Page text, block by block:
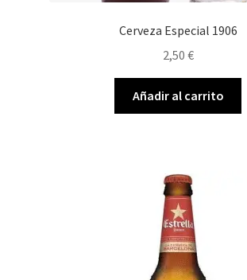
Política de Privacidad Y Cookies
Cerveza Especial 1906
2,50 €
Añadir al carrito